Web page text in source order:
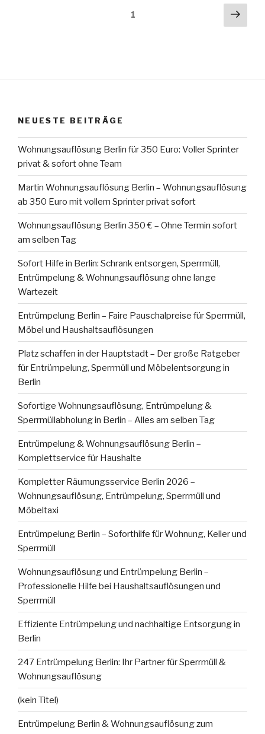
Seitennummerierung1
NEUESTE BEITRÄGE
Wohnungsauflösung Berlin für 350 Euro: Voller Sprinter
privat & sofort ohne Team
Martin Wohnungsauflösung Berlin – Wohnungsauflösung
ab 350 Euro mit vollem Sprinter privat sofort
Wohnungsauflösung Berlin 350 € – Ohne Termin sofort
am selben Tag
Sofort Hilfe in Berlin: Schrank entsorgen, Sperrmüll,
Entrümpelung & Wohnungsauflösung ohne lange
Wartezeit
Entrümpelung Berlin – Faire Pauschalpreise für Sperrmüll,
Möbel und Haushaltsauflösungen
Platz schaffen in der Hauptstadt – Der große Ratgeber
für Entrümpelung, Sperrmüll und Möbelentsorgung in
Berlin
Sofortige Wohnungsauflösung, Entrümpelung &
Sperrmüllabholung in Berlin – Alles am selben Tag
Entrümpelung & Wohnungsauflösung Berlin –
Komplettservice für Haushalte
Kompletter Räumungsservice Berlin 2026 –
Wohnungsauflösung, Entrümpelung, Sperrmüll und
Möbeltaxi
Entrümpelung Berlin – Soforthilfe für Wohnung, Keller und
Sperrmüll
Wohnungsauflösung und Entrümpelung Berlin –
Professionelle Hilfe bei Haushaltsauflösungen und
Sperrmüll
Effiziente Entrümpelung und nachhaltige Entsorgung in
Berlin
247 Entrümpelung Berlin: Ihr Partner für Sperrmüll &
Wohnungsauflösung
(kein Titel)
Entrümpelung Berlin & Wohnungsauflösung zum